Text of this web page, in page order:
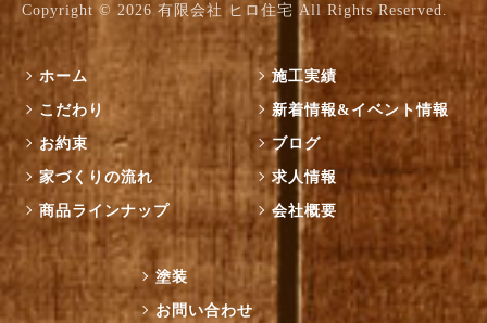
Copyright © 2026 有限会社 ヒロ住宅 All Rights Reserved.
ホーム
こだわり
お約束
家づくりの流れ
商品ラインナップ
施工実績
新着情報&イベント情報
ブログ
求人情報
会社概要
塗装
お問い合わせ